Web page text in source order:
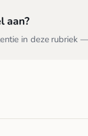
aan?
in deze rubriek